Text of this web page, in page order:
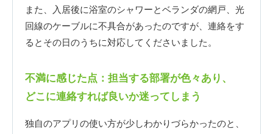
また、入居後に浴室のシャワーとベランダの網戸、光
回線のケーブルに不具合があったのですが、連絡をす
るとその日のうちに対応してくださいました。
不満に感じた点：担当する部署が色々あり、
どこに連絡すれば良いか迷ってしまう
独自のアプリの使い方が少しわかりづらかったのと、